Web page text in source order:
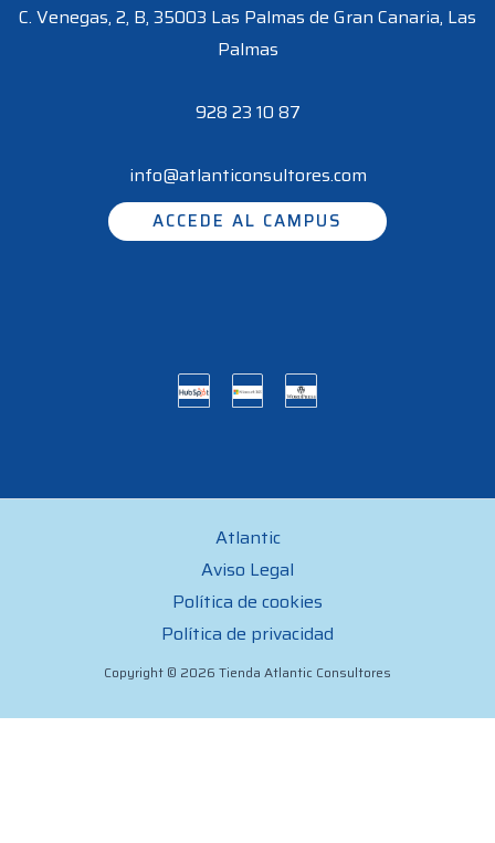
C. Venegas, 2, B, 35003 Las Palmas de Gran Canaria, Las
Palmas
928 23 10 87
info@atlanticonsultores.com
ACCEDE AL CAMPUS
Atlantic
Aviso Legal
Política de cookies
Política de privacidad
Copyright © 2026 Tienda Atlantic Consultores